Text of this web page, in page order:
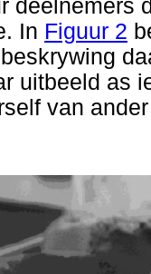
deelnemers
In Figuur 2
uitbeeld as
van